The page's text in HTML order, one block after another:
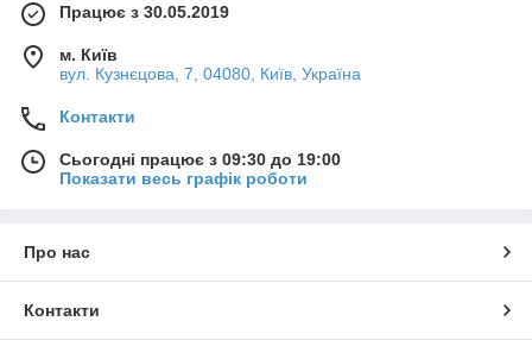
Працює з 30.05.2019
м. Київ
вул. Кузнєцова, 7, 04080, Київ, Україна
Контакти
Сьогодні працює з 09:30 до 19:00
Показати весь графік роботи
Про нас
Контакти